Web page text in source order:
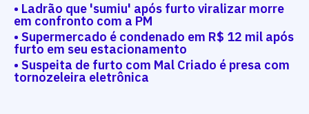
• Ladrão que 'sumiu' após furto viralizar morre
em confronto com a PM
• Supermercado é condenado em R$ 12 mil após
furto em seu estacionamento
• Suspeita de furto com Mal Criado é presa com
tornozeleira eletrônica